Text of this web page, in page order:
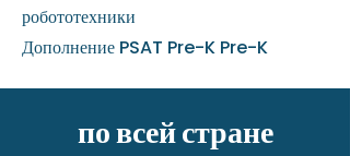
робототехники
Дополнение PSAT Pre-K Pre-K
по всей стране